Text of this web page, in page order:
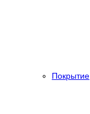
Покрытие